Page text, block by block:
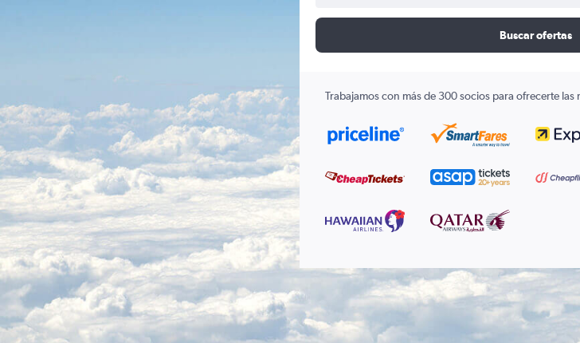
Buscar ofertas
Trabajamos con más de 300 socios para ofrecerte las